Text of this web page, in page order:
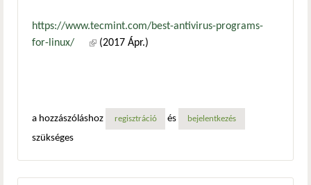
https://www.tecmint.com/best-antivirus-programs-
for-linux/
(külső hivatkozás)
(2017 Ápr.)
a hozzászóláshoz regisztráció és bejelentkezés
szükséges